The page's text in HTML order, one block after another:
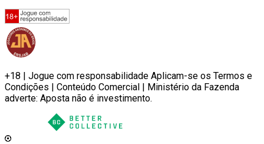
+18 | Jogue com responsabilidade Aplicam-se os Termos e
Condições | Conteúdo Comercial | Ministério da Fazenda
adverte: Aposta não é investimento.